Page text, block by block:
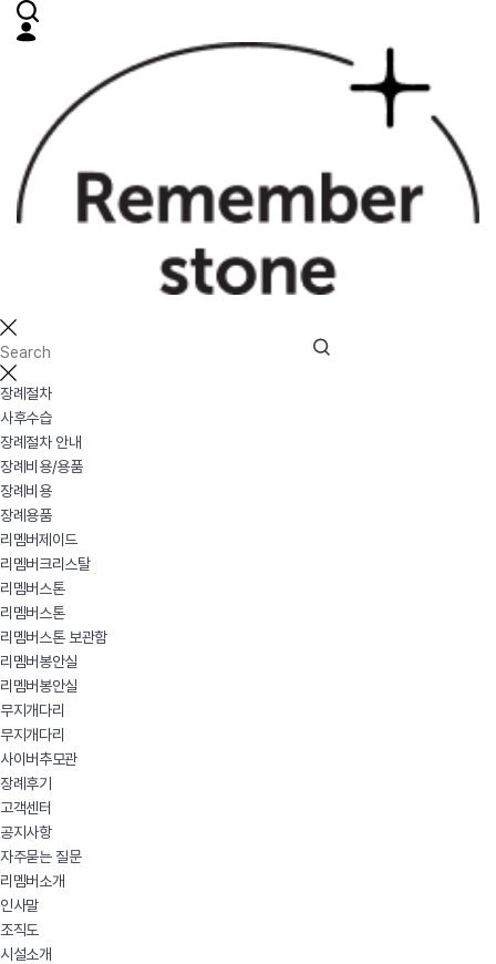
장례절차
사후수습
장례절차 안내
장례비용/용품
장례비용
장례용품
리멤버제이드
리멤버크리스탈
리멤버스톤
리멤버스톤
리멤버스톤 보관함
리멤버봉안실
리멤버봉안실
무지개다리
무지개다리
사이버추모관
장례후기
고객센터
공지사항
자주묻는 질문
리멤버소개
인사말
조직도
시설소개